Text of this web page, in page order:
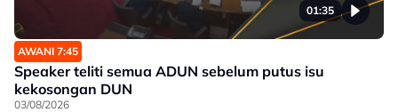
01:35
AWANI 7:45
Speaker teliti semua ADUN sebelum putus isu
kekosongan DUN
03/08/2026